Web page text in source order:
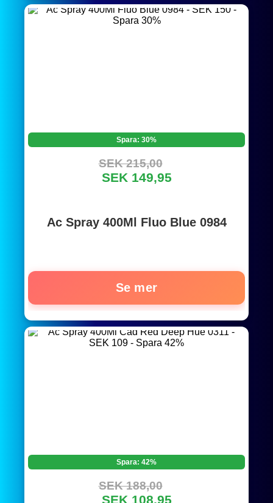
Spara: 30%
SEK 215,00
SEK 149,95
Ac Spray 400Ml Fluo Blue 0984
Se mer
Spara: 42%
SEK 188,00